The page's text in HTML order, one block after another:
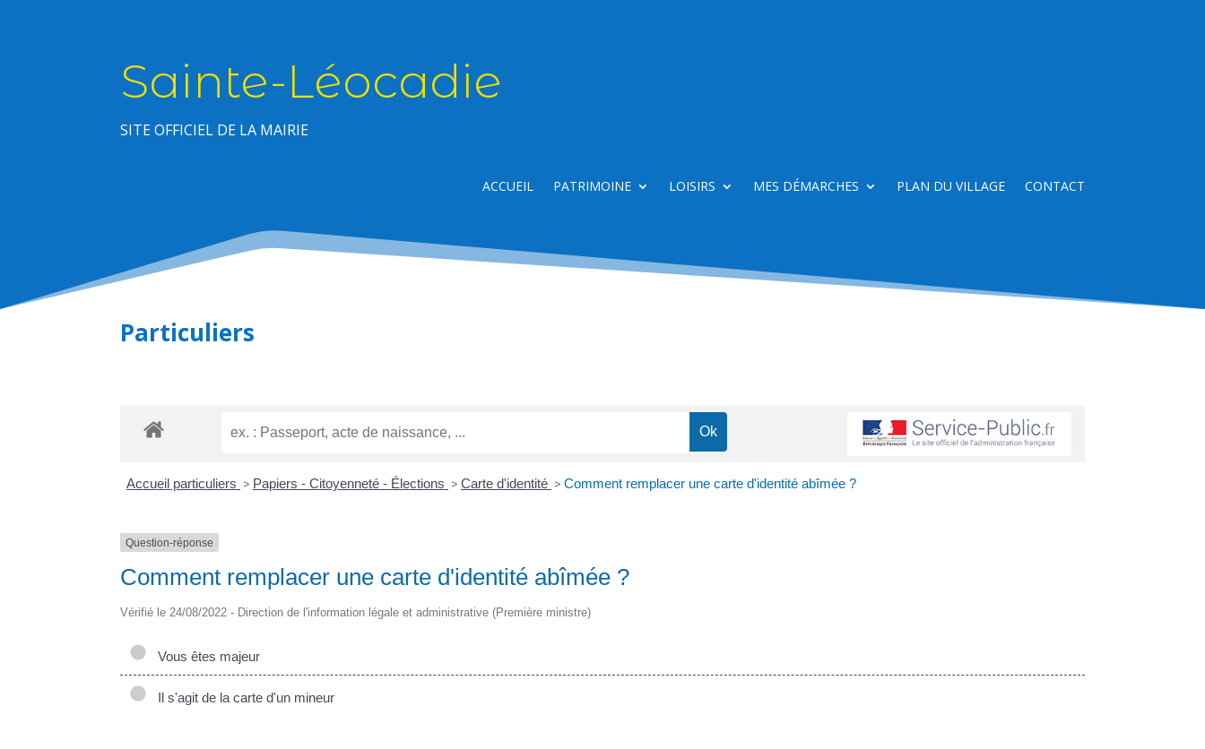
Sainte-Léocadie
SITE OFFICIEL DE LA MAIRIE
ACCUEIL PATRIMOINE LOISIRS MES DÉMARCHES PLAN DU VILLAGE CONTACT
Particuliers
Accueil particuliers > Papiers - Citoyenneté - Élections > Carte d'identité > Comment remplacer une carte d'identité abîmée ?
Question-réponse
Comment remplacer une carte d'identité abîmée ?
Vérifié le 24/08/2022 - Direction de l'information légale et administrative (Première ministre)
Vous êtes majeur
Il s'agit de la carte d'un mineur